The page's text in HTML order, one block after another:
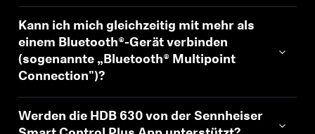
Kann ich mich gleichzeitig mit mehr als
einem Bluetooth®-Gerät verbinden
(sogenannte „Bluetooth® Multipoint
Connection")?
Werden die HDB 630 von der Sennheiser